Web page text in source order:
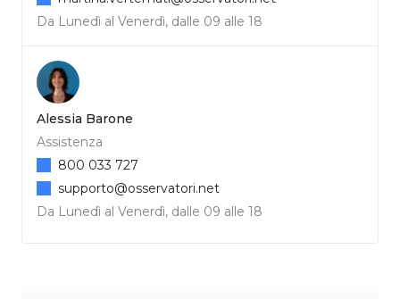
Da Lunedì al Venerdì, dalle 09 alle 18
Alessia Barone
Assistenza
Da Lunedì al Venerdì, dalle 09 alle 18
800 033 727
supporto@osservatori.net